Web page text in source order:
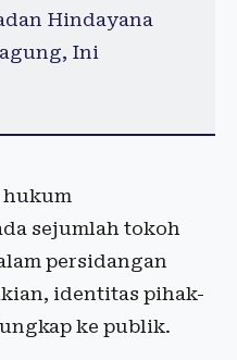
Hindayana
Ini
hukum
sejumlah tokoh
persidangan
identitas pihak-
ke publik.